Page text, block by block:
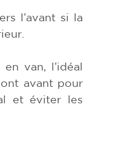
l’avant si la
van, l’idéal
avant pour
et éviter les